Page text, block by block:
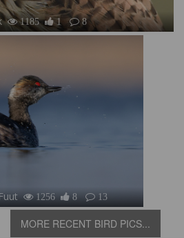
1185 1 8
1256 8 13
MORE RECENT BIRD PICS...